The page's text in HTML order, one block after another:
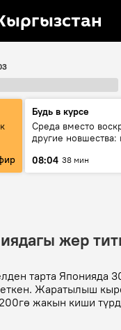
Будь в курсе
Среда вместо
другие новшества:
08:04 38 мин
жер
тарта Японияда
Жаратылыш
жакын киши